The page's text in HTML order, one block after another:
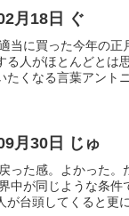
月18日 ぐ
当に買った今年の
る人がほとんどとは
たくなる言葉アント
月30日 じゅ
った感。よかった
中が同じような条
が台頭してくると更